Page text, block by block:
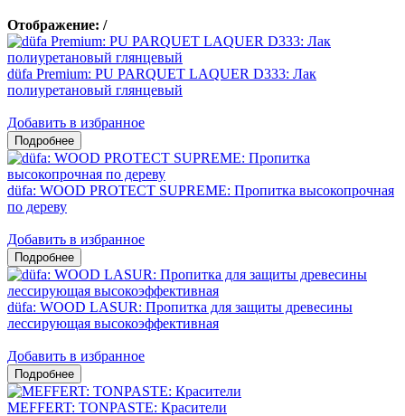
Отображение: /
düfa Premium: PU PARQUET LAQUER D333: Лак
полиуретановый глянцевый
Добавить в избранное
düfa: WOOD PROTECT SUPREME: Пропитка высокопрочная
по дереву
Добавить в избранное
düfa: WOOD LASUR: Пропитка для защиты древесины
лессирующая высокоэффективная
Добавить в избранное
MEFFERT: TONPASTE: Красители